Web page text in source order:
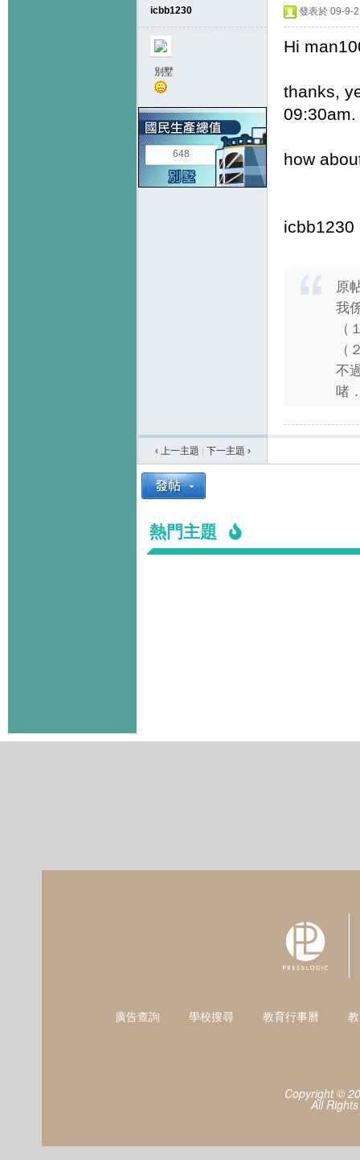
icbb1230
別墅
648
發表於 09-9-
Hi
thanks,
09:30am.
how
icbb1230
原
我
（
（
不
啫
‹ 上一主題 下一主題 ›
熱門主題
廣告查詢 學校搜尋 教育行事曆
Copyright ©
All